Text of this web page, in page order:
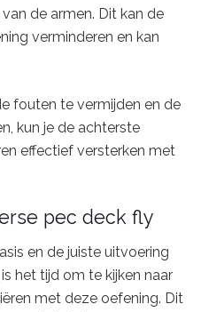
de armen. Dit kan de
verminderen en kan
fouten te vermijden en de
kun je de achterste
effectief versterken met
pec deck fly
en de juiste uitvoering
het tijd om te kijken naar
met deze oefening. Dit